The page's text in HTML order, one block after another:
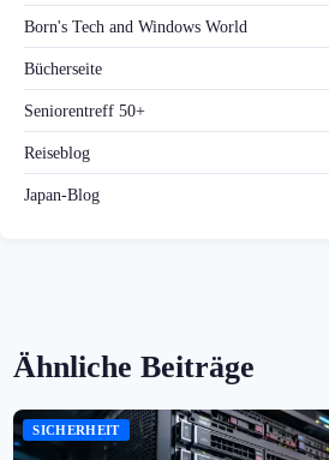
Born's Tech and Windows World
Bücherseite
Seniorentreff 50+
Reiseblog
Japan-Blog
Ähnliche Beiträge
SICHERHEIT